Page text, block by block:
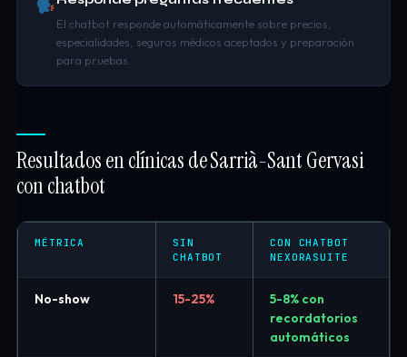
El chatbot responde automáticamente sobre precios,
especialidades, seguros médicos aceptados y preparación
para pruebas.
Resultados en clínicas de Sarrià-Sant Gervasi
con chatbot
MÉTRICA
SIN
CHATBOT
CON CHATBOT
NEXORASUITE
No-show 15-25%
5-8% con
recordatorios
automáticos